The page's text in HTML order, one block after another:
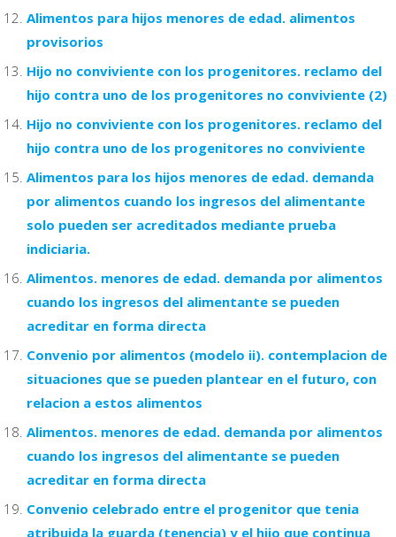
Alimentos para hijos menores de edad. alimentos
provisorios
Hijo no conviviente con los progenitores. reclamo del
hijo contra uno de los progenitores no conviviente (2)
Hijo no conviviente con los progenitores. reclamo del
hijo contra uno de los progenitores no conviviente
Alimentos para los hijos menores de edad. demanda
por alimentos cuando los ingresos del alimentante
solo pueden ser acreditados mediante prueba
indiciaria.
Alimentos. menores de edad. demanda por alimentos
cuando los ingresos del alimentante se pueden
acreditar en forma directa
Convenio por alimentos (modelo ii). contemplacion de
situaciones que se pueden plantear en el futuro, con
relacion a estos alimentos
Alimentos. menores de edad. demanda por alimentos
cuando los ingresos del alimentante se pueden
acreditar en forma directa
Convenio celebrado entre el progenitor que tenia
atribuida la guarda (tenencia) y el hijo que continua